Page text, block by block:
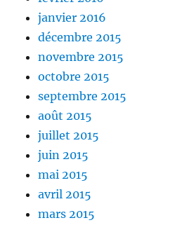
janvier 2016
décembre 2015
novembre 2015
octobre 2015
septembre 2015
août 2015
juillet 2015
juin 2015
mai 2015
avril 2015
mars 2015